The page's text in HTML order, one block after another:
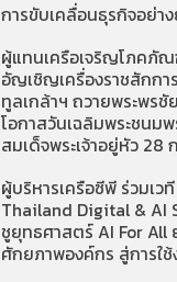
การขับเคลื่อนธุรกิจอย่า
ผู้แทนเครือเจริญโภคภั
อัญเชิญเครื่องราชสักกา
ทูลเกล้าฯ ถวายพระพรชั
โอกาสวันเฉลิมพระชนม
สมเด็จพระเจ้าอยู่หัว 28
ผู้บริหารเครือซีพี ร่วมเว
Thailand Digital & AI
ชูยุทธศาสตร์ AI For All
ศักยภาพองค์กร สู่การใช้